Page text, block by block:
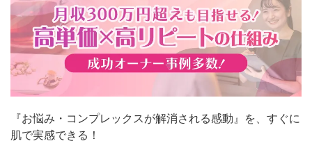
『お悩み・コンプレックスが解消される感動』を、すぐに
肌で実感できる！